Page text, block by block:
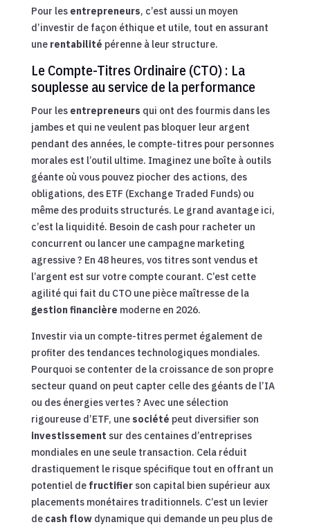
Pour les entrepreneurs, c’est aussi un moyen
d’investir de façon éthique et utile, tout en assurant
une rentabilité pérenne à leur structure.
Le Compte-Titres Ordinaire (CTO) : La
souplesse au service de la performance
Pour les entrepreneurs qui ont des fourmis dans les
jambes et qui ne veulent pas bloquer leur argent
pendant des années, le compte-titres pour personnes
morales est l’outil ultime. Imaginez une boîte à outils
géante où vous pouvez piocher des actions, des
obligations, des ETF (Exchange Traded Funds) ou
même des produits structurés. Le grand avantage ici,
c’est la liquidité. Besoin de cash pour racheter un
concurrent ou lancer une campagne marketing
agressive ? En 48 heures, vos titres sont vendus et
l’argent est sur votre compte courant. C’est cette
agilité qui fait du CTO une pièce maîtresse de la
gestion financière moderne en 2026.
Investir via un compte-titres permet également de
profiter des tendances technologiques mondiales.
Pourquoi se contenter de la croissance de son propre
secteur quand on peut capter celle des géants de l’IA
ou des énergies vertes ? Avec une sélection
rigoureuse d’ETF, une société peut diversifier son
investissement sur des centaines d’entreprises
mondiales en une seule transaction. Cela réduit
drastiquement le risque spécifique tout en offrant un
potentiel de fructifierson capital bien supérieur aux
placements monétaires traditionnels. C’est un levier
de cash flowdynamique qui demande un peu plus de